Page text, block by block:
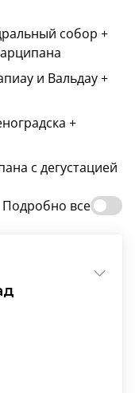
собор +
и Вальдау +
+
с дегустацией
Подробно все